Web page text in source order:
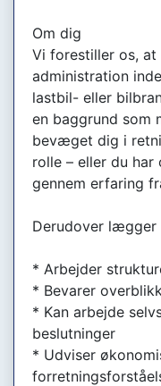
Om dig
Vi forestiller os,
administration
lastbil- eller
en baggrund som
bevæget dig i
rolle – eller du
gennem erfaring
Derudover
* Arbejder
* Bevarer
* Kan arbejde
beslutninger
* Udviser